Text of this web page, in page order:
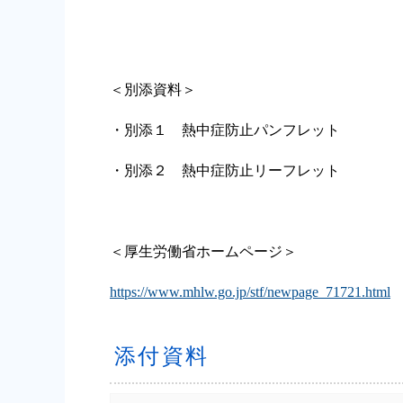
＜別添資料＞
・別添１ 熱中症防止パンフレット
・別添２ 熱中症防止リーフレット
＜厚生労働省ホームページ＞
https://www.mhlw.go.jp/stf/newpage_71721.html
添付資料